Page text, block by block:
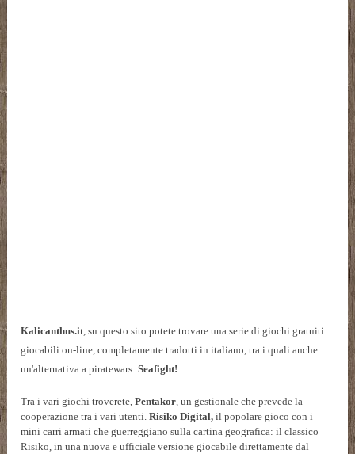
Kalicanthus.it, su questo sito potete trovare una serie di giochi gratuiti
giocabili on-line, completamente tradotti in italiano, tra i quali anche
un'alternativa a piratewars:Seafight!
Tra i vari giochi troverete,Pentakor, un gestionale che prevede la
cooperazione tra i vari utenti.Risiko Digital,il popolare gioco con i
mini carri armati che guerreggiano sulla cartina geografica: il classico
Risiko, in una nuova e ufficiale versione giocabile direttamente dal